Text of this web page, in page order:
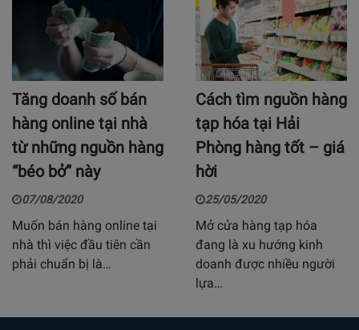
Tăng doanh số bán
hàng online tại nhà
từ những nguồn hàng
“béo bở” này
07/08/2020
Muốn bán hàng online tại
nhà thì việc đầu tiên cần
phải chuẩn bị là…
Cách tìm nguồn hàng
tạp hóa tại Hải
Phòng hàng tốt – giá
hời
25/05/2020
Mở cửa hàng tạp hóa
đang là xu hướng kinh
doanh được nhiều người
lựa…